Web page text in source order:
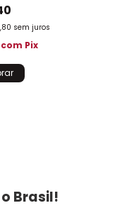
sem juros
com Pix
Brasil!